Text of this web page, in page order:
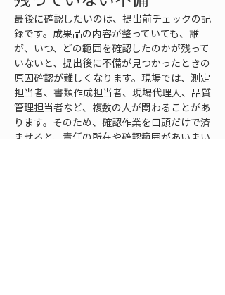
最後に確認したいのは、提出前チェックの記
録です。成果品の内容が整っていても、誰
が、いつ、どの範囲を確認したのかが残って
いないと、提出後に不備が見つかったときの
原因確認が難しくなります。現場では、測定
担当者、書類作成担当者、現場代理人、品質
管理担当者など、複数の人が関わることがあ
ります。そのため、確認作業を口頭だけで済
ませると、責任の所在や確認範囲があいまい